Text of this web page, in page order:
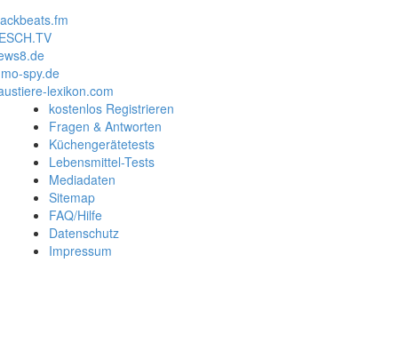
spy.de
lexikon.com
kostenlos Registrieren
Fragen & Antworten
Küchengerätetests
Lebensmittel-Tests
Mediadaten
Sitemap
FAQ/Hilfe
Datenschutz
Impressum